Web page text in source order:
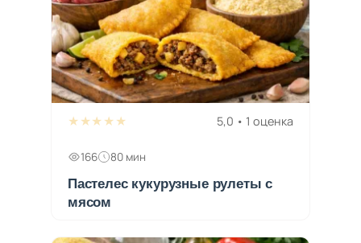
★★★★★ 5,0 • 1 оценка
166 80 мин
Пастелес кукурузные рулеты с
мясом